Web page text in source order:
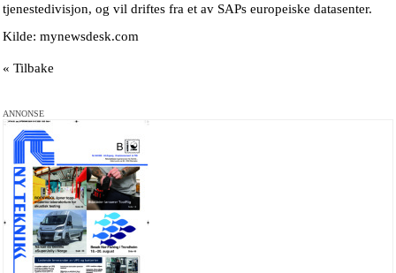
tjenestedivisjon, og vil driftes fra et av SAPs europeiske datasenter.
Kilde: mynewsdesk.com
« Tilbake
ANNONSE